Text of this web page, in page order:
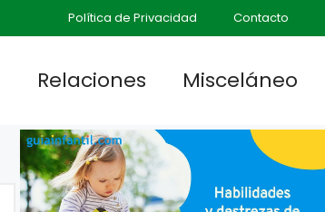
Política de Privacidad Contacto
Relaciones Misceláneo